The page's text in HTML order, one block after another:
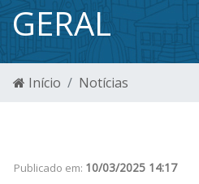
GERAL
Início Notícias
Publicado em: 10/03/2025 14:17